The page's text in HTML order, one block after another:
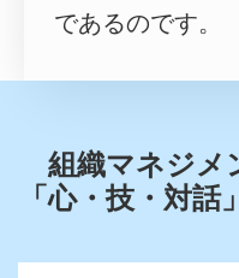
であるのです。
組織マネジメ
「心・技・対